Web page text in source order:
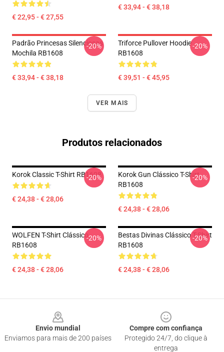
€ 22,95 - € 27,55
€ 33,94 - € 38,18
Padrão Princesas Silenciosas
Mochila RB1608
€ 33,94 - € 38,18
-20%
Triforce Pullover Hoodie
RB1608
€ 39,51 - € 45,95
-20%
VER MAIS
Produtos relacionados
Korok Classic T-Shirt RB1608
€ 24,38 - € 28,06
-20%
Korok Gun Clássico T-Shirt
RB1608
€ 24,38 - € 28,06
-20%
WOLFEN T-Shirt Clássico
RB1608
€ 24,38 - € 28,06
-20%
Bestas Divinas Clássico T-Shirt
RB1608
€ 24,38 - € 28,06
-20%
Envio mundial
Enviamos para mais de 200 países
Compre com confiança
Protegido 24/7, do clique à
entrega